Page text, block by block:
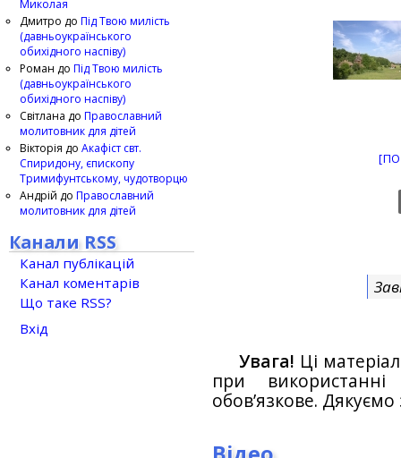
Увага! Ці
при
обов’язкове.
Миколая
Дмитро до Під Твою милість
(давньоукраїнського
обихідного наспіву)
Роман до Під Твою милість
(давньоукраїнського
обихідного наспіву)
Світлана до Православний
молитовник для дітей
Вікторія до Акафіст свт.
Спиридону, єпископу
Тримифунтському, чудотворцю
Андрій до Православний
молитовник для дітей
Канали RSS
Канал публікацій
Канал коментарів
Що таке RSS?
Вхід